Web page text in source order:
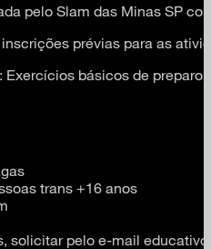
pelo Slam das Minas SP
prévias para as
básicos de
trans +16 anos
solicitar pelo e-mail